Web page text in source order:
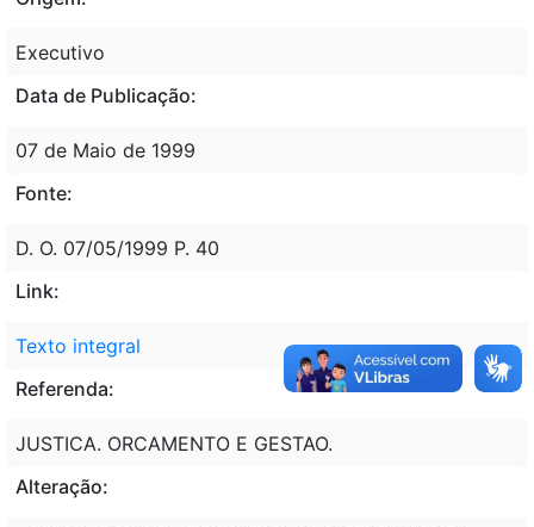
Executivo
Data de Publicação:
07 de Maio de 1999
Fonte:
D. O. 07/05/1999 P. 40
Link:
Texto integral
Referenda:
JUSTICA. ORCAMENTO E GESTAO.
Alteração: